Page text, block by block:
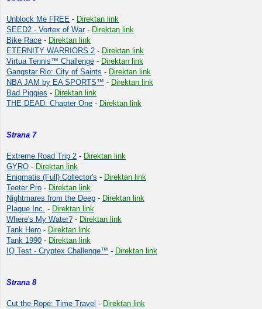
Unblock Me FREE - Direktan link
SEED2 - Vortex of War- Direktan link
Bike Race - Direktan link
ETERNITY WARRIORS 2 - Direktan link
Virtua Tennis™ Challenge - Direktan link
Gangstar Rio: City of Saints - Direktan link
NBA JAM by EA SPORTS™ - Direktan link
Bad Piggies - Direktan link
THE DEAD: Chapter One - Direktan link
Strana 7
Extreme Road Trip 2 - Direktan link
GYRO - Direktan link
Enigmatis (Full) Collector's - Direktan link
Teeter Pro - Direktan link
Nightmares from the Deep - Direktan link
Plague Inc. - Direktan link
Where's My Water? - Direktan link
Tank Hero - Direktan link
Tank 1990 - Direktan link
IQ Test - Cryptex Challenge™ - Direktan link
Strana 8
Cut the Rope: Time Travel - Direktan link